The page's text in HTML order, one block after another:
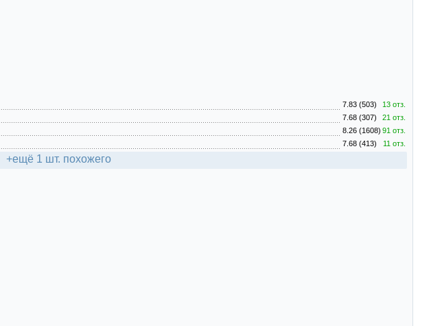
7.83 (503)
13 отз.
7.68 (307)
21 отз.
8.26 (1608) 91 отз.
7.68 (413) 11 отз.
+ещё 1 шт. похожего